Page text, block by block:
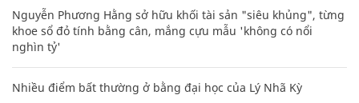
Nguyễn Phương Hằng sở hữu khối tài sản "siêu khủng", từng
khoe sổ đỏ tính bằng cân, mắng cựu mẫu 'không có nổi
nghìn tỷ'
Nhiều điểm bất thường ở bằng đại học của Lý Nhã Kỳ